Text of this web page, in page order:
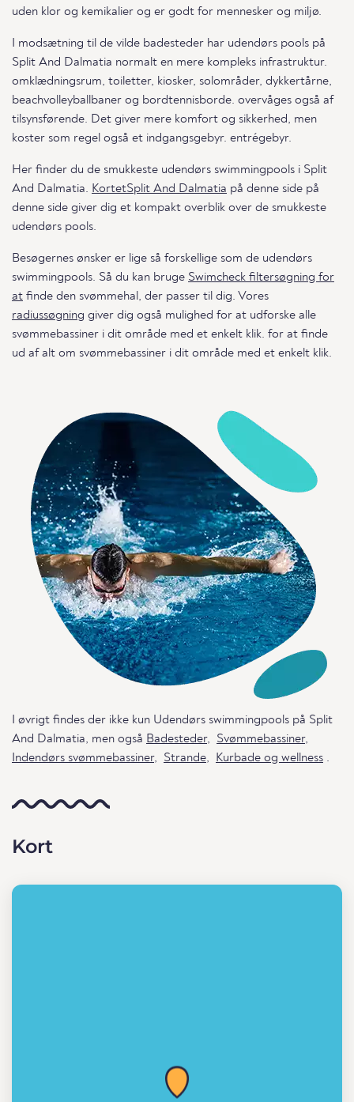
uden klor og kemikalier og er godt for mennesker og miljø.
I modsætning til de vilde badesteder har udendørs pools på
Split And Dalmatia normalt en mere kompleks infrastruktur.
omklædningsrum, toiletter, kiosker, solområder, dykkertårne,
beachvolleyballbaner og bordtennisborde. overvåges også af
tilsynsførende. Det giver mere komfort og sikkerhed, men
koster som regel også et indgangsgebyr. entrégebyr.
Her finder du de smukkeste udendørs swimmingpools i Split
And Dalmatia. KortetSplit And Dalmatia på denne side på
denne side giver dig et kompakt overblik over de smukkeste
udendørs pools.
Besøgernes ønsker er lige så forskellige som de udendørs
swimmingpools. Så du kan bruge Swimcheck filtersøgning for
at finde den svømmehal, der passer til dig. Vores
radiussøgning giver dig også mulighed for at udforske alle
svømmebassiner i dit område med et enkelt klik. for at finde
ud af alt om svømmebassiner i dit område med et enkelt klik.
I øvrigt findes der ikke kun Udendørs swimmingpools på Split
And Dalmatia, men også Badesteder, Svømmebassiner,
Indendørs svømmebassiner, Strande, Kurbade og wellness .
Kort